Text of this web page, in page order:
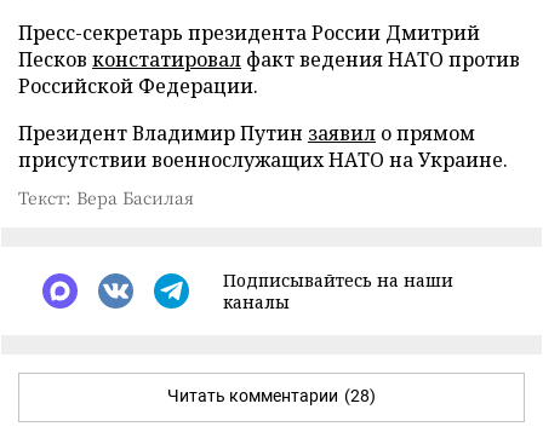
Пресс-секретарь президента России Дмитрий
Песков констатировал факт ведения НАТО против
Российской Федерации.
Президент Владимир Путин заявил о прямом
присутствии военнослужащих НАТО на Украине.
Текст: Вера Басилая
Подписывайтесь на наши
каналы
Читать комментарии (28)